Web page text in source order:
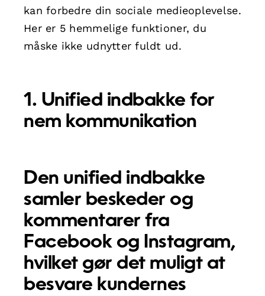
kan forbedre din sociale medieoplevelse.
Her er 5 hemmelige funktioner, du
måske ikke udnytter fuldt ud.
1. Unified indbakke for
nem kommunikation
Den unified indbakke
samler beskeder og
kommentarer fra
Facebook og Instagram,
hvilket gør det muligt at
besvare kundernes